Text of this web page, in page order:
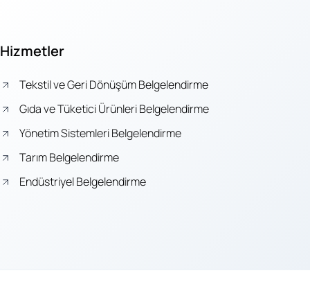
Hizmetler
Tekstil ve Geri Dönüşüm Belgelendirme
Gıda ve Tüketici Ürünleri Belgelendirme
Yönetim Sistemleri Belgelendirme
Tarım Belgelendirme
Endüstriyel Belgelendirme